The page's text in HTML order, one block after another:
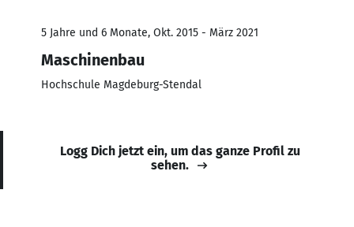
5 Jahre und 6 Monate, Okt. 2015 - März 2021
Maschinenbau
Hochschule Magdeburg-Stendal
Logg Dich jetzt ein, um das ganze Profil zu
sehen.